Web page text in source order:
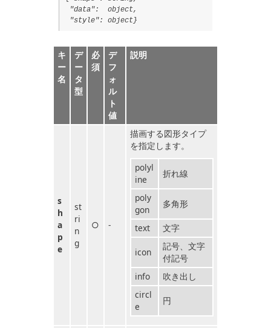
"data": object,
"style": object}
キ
ー
名
デ
ー
タ
型
必
須
デ
フ
ォ
ル
ト
値
説明
s
h
a
p
e
st
ri
n
g
○ -
描画する図形タイプ
を指定します。
polyl
ine
折れ線
poly
gon
多角形
text 文字
icon
記号、文字
付記号
info
吹き出し
circl
e
円